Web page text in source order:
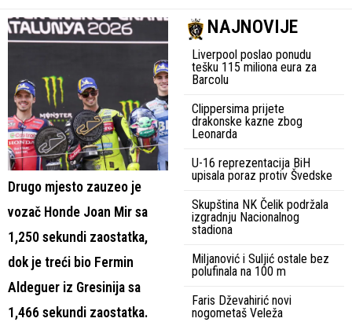
Drugo mjesto zauzeo je
vozač Honde Joan Mir sa
1,250 sekundi zaostatka,
dok je treći bio Fermin
Aldeguer iz Gresinija sa
1,466 sekundi zaostatka.
NAJNOVIJE
Liverpool poslao ponudu
tešku 115 miliona eura za
Barcolu
Clippersima prijete
drakonske kazne zbog
Leonarda
U-16 reprezentacija BiH
upisala poraz protiv Švedske
Skupština NK Čelik podržala
izgradnju Nacionalnog
stadiona
Miljanović i Suljić ostale bez
polufinala na 100 m
Faris Dževahirić novi
nogometaš Veleža